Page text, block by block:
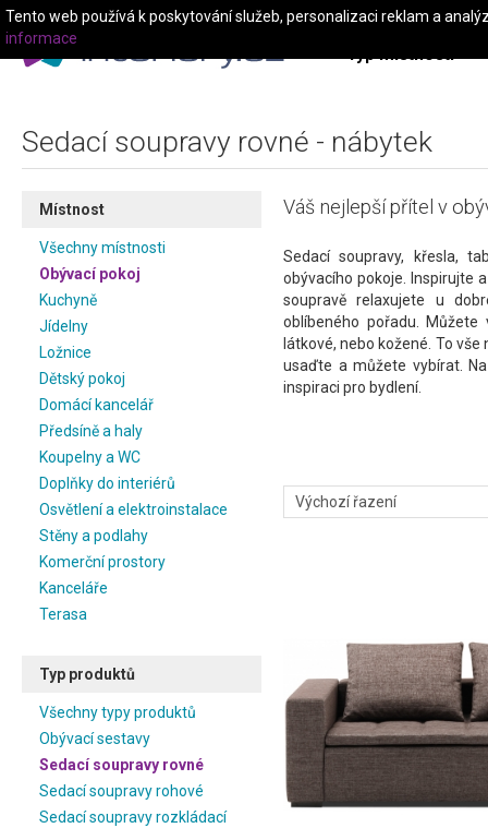
Typ místnosti
Sedací soupravy rovné - nábytek
Místnost
Všechny místnosti
Obývací pokoj
Kuchyně
Jídelny
Ložnice
Dětský pokoj
Domácí kancelář
Předsíně a haly
Koupelny a WC
Doplňky do interiérů
Osvětlení a elektroinstalace
Stěny a podlahy
Komerční prostory
Kanceláře
Terasa
Typ produktů
Všechny typy produktů
Obývací sestavy
Sedací soupravy rovné
Sedací soupravy rohové
Sedací soupravy rozkládací
Váš nejlepší přítel v
Sedací soupravy, křesla,
obývacího pokoje. Inspirujte
soupravě relaxujete u
oblíbeného pořadu. Můžete
látkové, nebo kožené. To
usaďte a můžete vybírat.
inspiraci pro bydlení.
Tento web používá k poskytování služeb, personalizaci reklam a
informace